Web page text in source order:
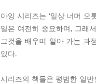
시민에게 양해를 구하는 등
신했던 수많은 독립유공자
대한 인식이 바뀐 순간이었다.
---「기부 달리기」중에서
아잉 시리즈는 ‘일상 너머 오
일은 여전히 중요하며, 그래
그것을 배우며 알아 가는 과
있다.
시리즈의 책들은 평범한 일